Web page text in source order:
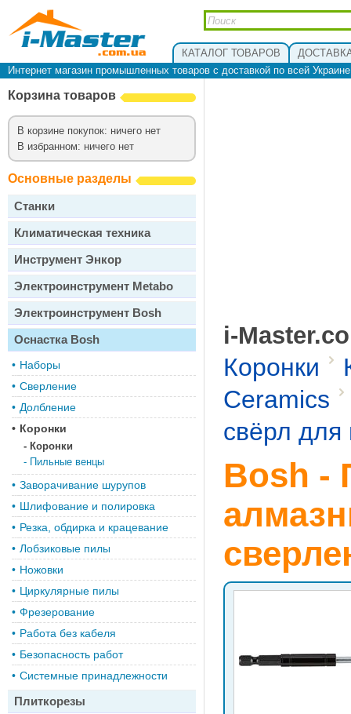
КАТАЛОГ ТОВАРОВ
Интернет магазин промышленных товаров с доставкой по всей
Корзина товаров
В корзине покупок: ничего нет
В избранном: ничего нет
Основные разделы
Станки
Климатическая техника
Инструмент Энкор
Электроинструмент Metabo
Электроинструмент Bosh
Оснастка Bosh
• Наборы
• Сверление
• Долбление
• Коронки
- Коронки
- Пильные венцы
• Заворачивание шурупов
• Шлифование и полировка
• Резка, обдирка и крацевание
• Лобзиковые пилы
• Ножовки
• Циркулярные пилы
• Фрезерование
• Работа без кабеля
• Безопасность работ
• Системные принадлежности
Плиткорезы
i-
Коронки
Ceramics
свёрл для
Bosh -